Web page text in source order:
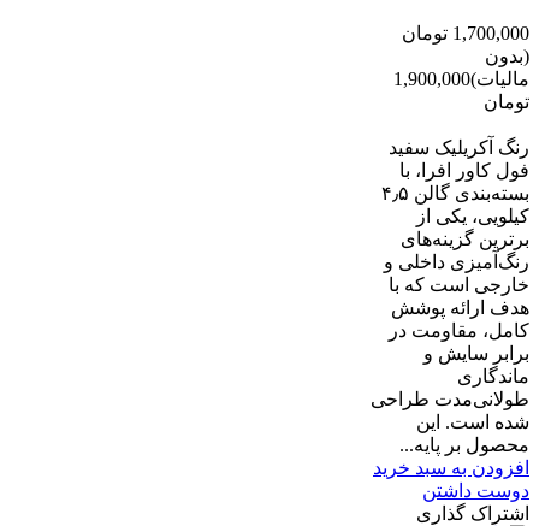
1,700,000 تومان
(بدون
مالیات)1,900,000
تومان
رنگ آکریلیک سفید
فول کاور افرا، با
بسته‌بندی گالن ۴٫۵
کیلویی، یکی از
برترین گزینه‌های
رنگ‌آمیزی داخلی و
خارجی است که با
هدف ارائه پوشش
کامل، مقاومت در
برابر سایش و
ماندگاری
طولانی‌مدت طراحی
شده است. این
محصول بر پایه...
افزودن به سبد خرید
دوست داشتن
اشتراک گذاری